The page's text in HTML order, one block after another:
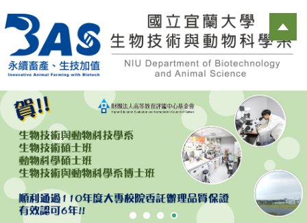
到
要
內